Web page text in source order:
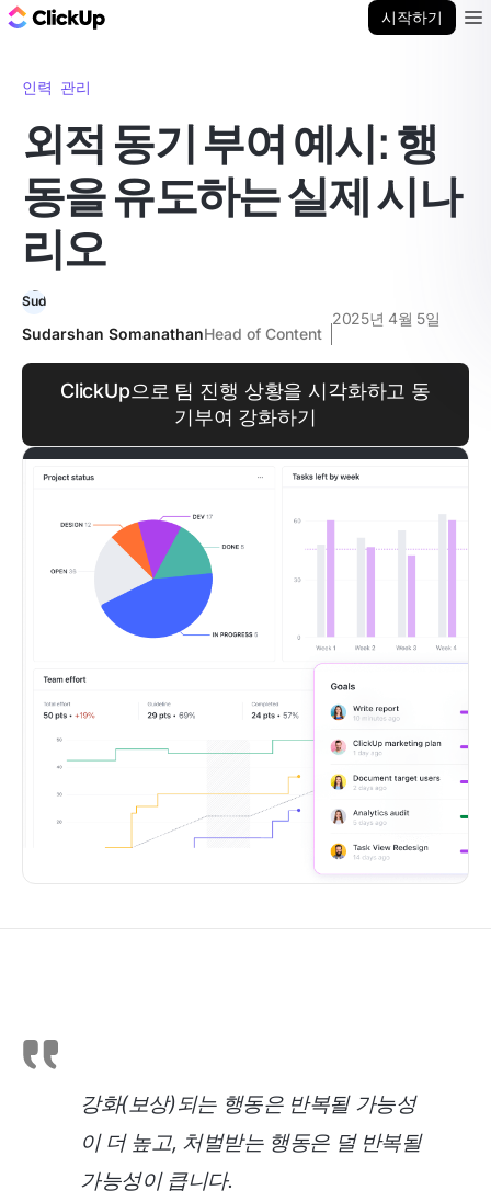
시작하기
인력 관리
외적 동기 부여 예시: 행
동을 유도하는 실제 시나
리오
Sudarshan SomanathanHead of Content
2025년 4월 5일
ClickUp으로 팀 진행 상황을 시각화하고 동
기부여 강화하기
강화(보상)되는 행동은 반복될 가능성
이 더 높고, 처벌받는 행동은 덜 반복될
가능성이 큽니다.